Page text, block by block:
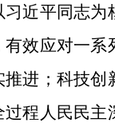
近平同志
效应对一
进；科技创
程人民民主